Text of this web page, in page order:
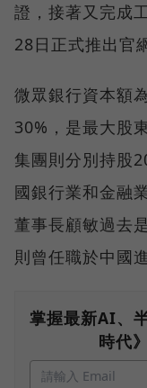
證，接著又完成
28日正式推出官
微眾銀行資本額
30%，是最大股
集團則分別持股
國銀行業和金融
董事長顧敏過去
則曾任職於中國
掌握最新AI、
時代